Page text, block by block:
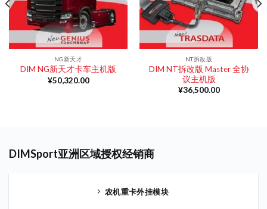
NG新天才
DIM NG新天才卡车主机版
¥50,320.00
NT拆改版
DIM NT拆改版 Master 全协
议主机版
¥36,500.00
DIMSport亚洲区域授权经销商
农机重卡外挂模块